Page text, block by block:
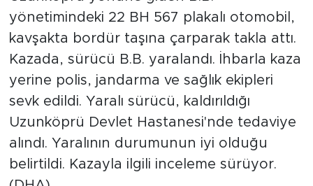
yönetimindeki 22 BH 567 plakalı otomobil,
kavşakta bordür taşına çarparak takla attı.
Kazada, sürücü B.B. yaralandı. İhbarla kaza
yerine polis, jandarma ve sağlık ekipleri
sevk edildi. Yaralı sürücü, kaldırıldığı
Uzunköprü Devlet Hastanesi'nde tedaviye
alındı. Yaralının durumunun iyi olduğu
belirtildi. Kazayla ilgili inceleme sürüyor.